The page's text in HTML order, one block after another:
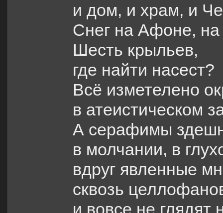
и дом, и храм, и
Снег на Афоне,
Шесть крыльев,
где найти насест?
Всё изметелено
в атеистическом
А серафимы
в молчании, в
вдруг явленные
сквозь
и вовсе не глядят